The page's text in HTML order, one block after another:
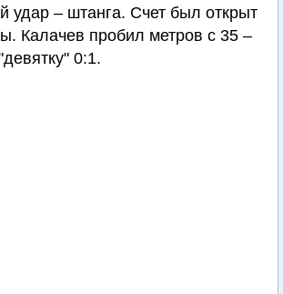
удар – штанга. Счет был открыт
Калачев пробил метров с 35 –
0:1.